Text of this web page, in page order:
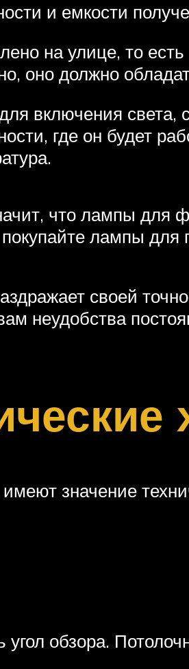
и емкости
на улице, то
оно должно
включения света,
где он будет
что лампы для
лампы для
своей
неудобства
значение
обзора.